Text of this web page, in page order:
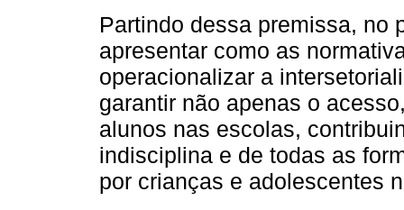
Partindo dessa premissa, no
apresentar como as
operacionalizar a
garantir não apenas o
alunos nas escolas,
indisciplina e de todas as
por crianças e adolescentes